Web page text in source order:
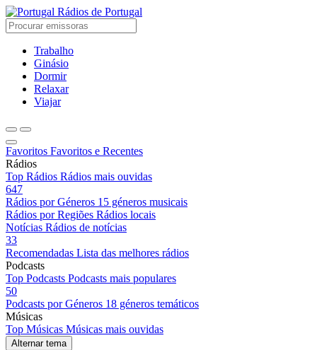
Rádios de Portugal
Trabalho
Ginásio
Dormir
Relaxar
Viajar
Favoritos Favoritos e Recentes
Rádios
Top Rádios Rádios mais ouvidas
647
Rádios por Géneros 15 géneros musicais
Rádios por Regiões Rádios locais
Notícias Rádios de notícias
33
Recomendadas Lista das melhores rádios
Podcasts
Top Podcasts Podcasts mais populares
50
Podcasts por Géneros 18 géneros temáticos
Músicas
Top Músicas Músicas mais ouvidas
Alternar tema